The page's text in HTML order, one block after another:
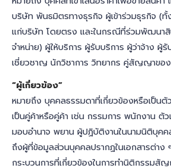
บริษัท พันธมิตรทางธุรกิจ ผู้เข้าร่วมธุรกิจ (ทั้
แก่บริษัท โดยตรง และในกรณีที่ร่วมพัฒนา
จำหน่าย) ผู้ให้บริการ ผู้รับบริการ ผู้ว่าจ้าง ผู้
เชี่ยวชาญ นักวิชาการ วิทยากร คู่สัญญาขอ
“ผู้เกี่ยวข้อง”
หมายถึง บุคคลธรรมดาที่เกี่ยวข้องหรือเป็นตั
เป็นคู่ค้าหรือคู่ค้า เช่น กรรมการ พนักงาน ตั
มอบอำนาจ พยาน ผู้ปฏิบัติงานในนามนิติบุคค
ถึงผู้ที่ข้อมูลส่วนบุคคลปรากฏในเอกสารต่าง
กระบวนการที่เกี่ยวข้องในการทำนิติกรรม